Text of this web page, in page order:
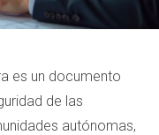
es un documento
de las
autónomas,